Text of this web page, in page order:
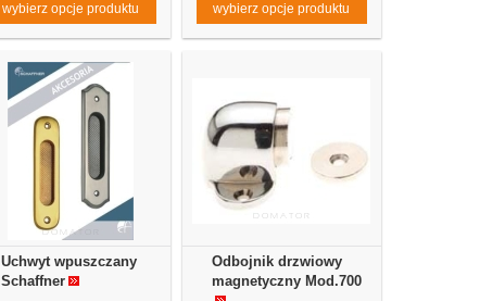
wybierz opcje produktu wybierz opcje produktu
Uchwyt wpuszczany
Schaffner
Odbojnik drzwiowy
magnetyczny Mod.700